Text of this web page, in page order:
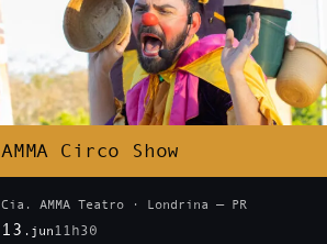
AMMA Circo Show
Cia. AMMA Teatro · Londrina — PR
13 .jun11h30